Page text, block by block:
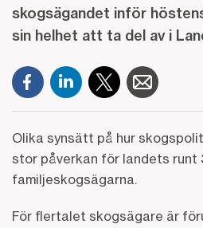
skogsägandet inför
sin helhet att ta del av i
Olika synsätt på hur
stor påverkan för landets runt
familjeskogsägarna.
För flertalet skogsägare är